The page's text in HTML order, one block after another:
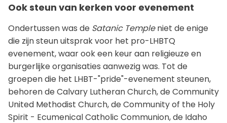
Ook steun van kerken voor evenement
Ondertussen was de Satanic Templeniet de enige
die zijn steun uitsprak voor het pro-LHBTQ
evenement, waar ook een keur aan religieuze en
burgerlijke organisaties aanwezig was. Tot de
groepen die het LHBT-"pride"-evenement steunen,
behoren de Calvary Lutheran Church, de Community
United Methodist Church, de Community of the Holy
Spirit - Ecumenical Catholic Communion, de Idaho